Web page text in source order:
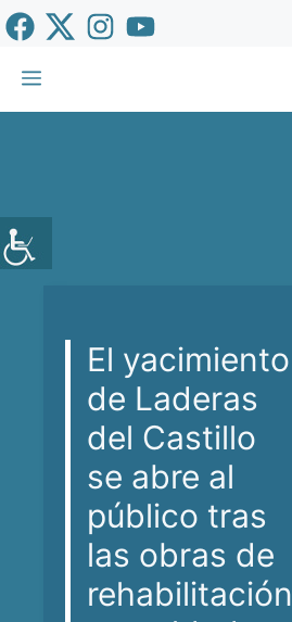
Vés
al
contingut
Menu
El yacimiento
de Laderas
del Castillo
se abre al
público tras
las obras de
rehabilitación